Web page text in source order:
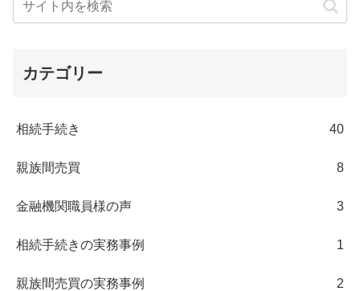
カテゴリー
相続手続き 40
親族間売買 8
金融機関職員様の声 3
相続手続きの実務事例 1
親族間売買の実務事例 2